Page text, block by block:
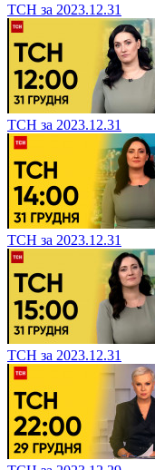
ТСН за 2023.12.31
ТСН за 2023.12.31
ТСН за 2023.12.31
ТСН за 2023.12.31